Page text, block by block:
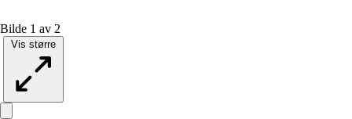
Bilde 1 av 2
Vis større